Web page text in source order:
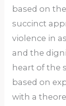
based on
succinct
violence in
and the
heart of the
based on
with a